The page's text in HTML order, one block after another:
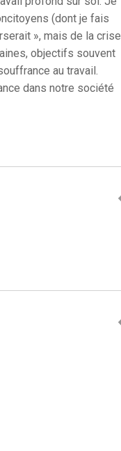
(dont je fais
», mais de la crise
objectifs souvent
au travail.
dans notre société